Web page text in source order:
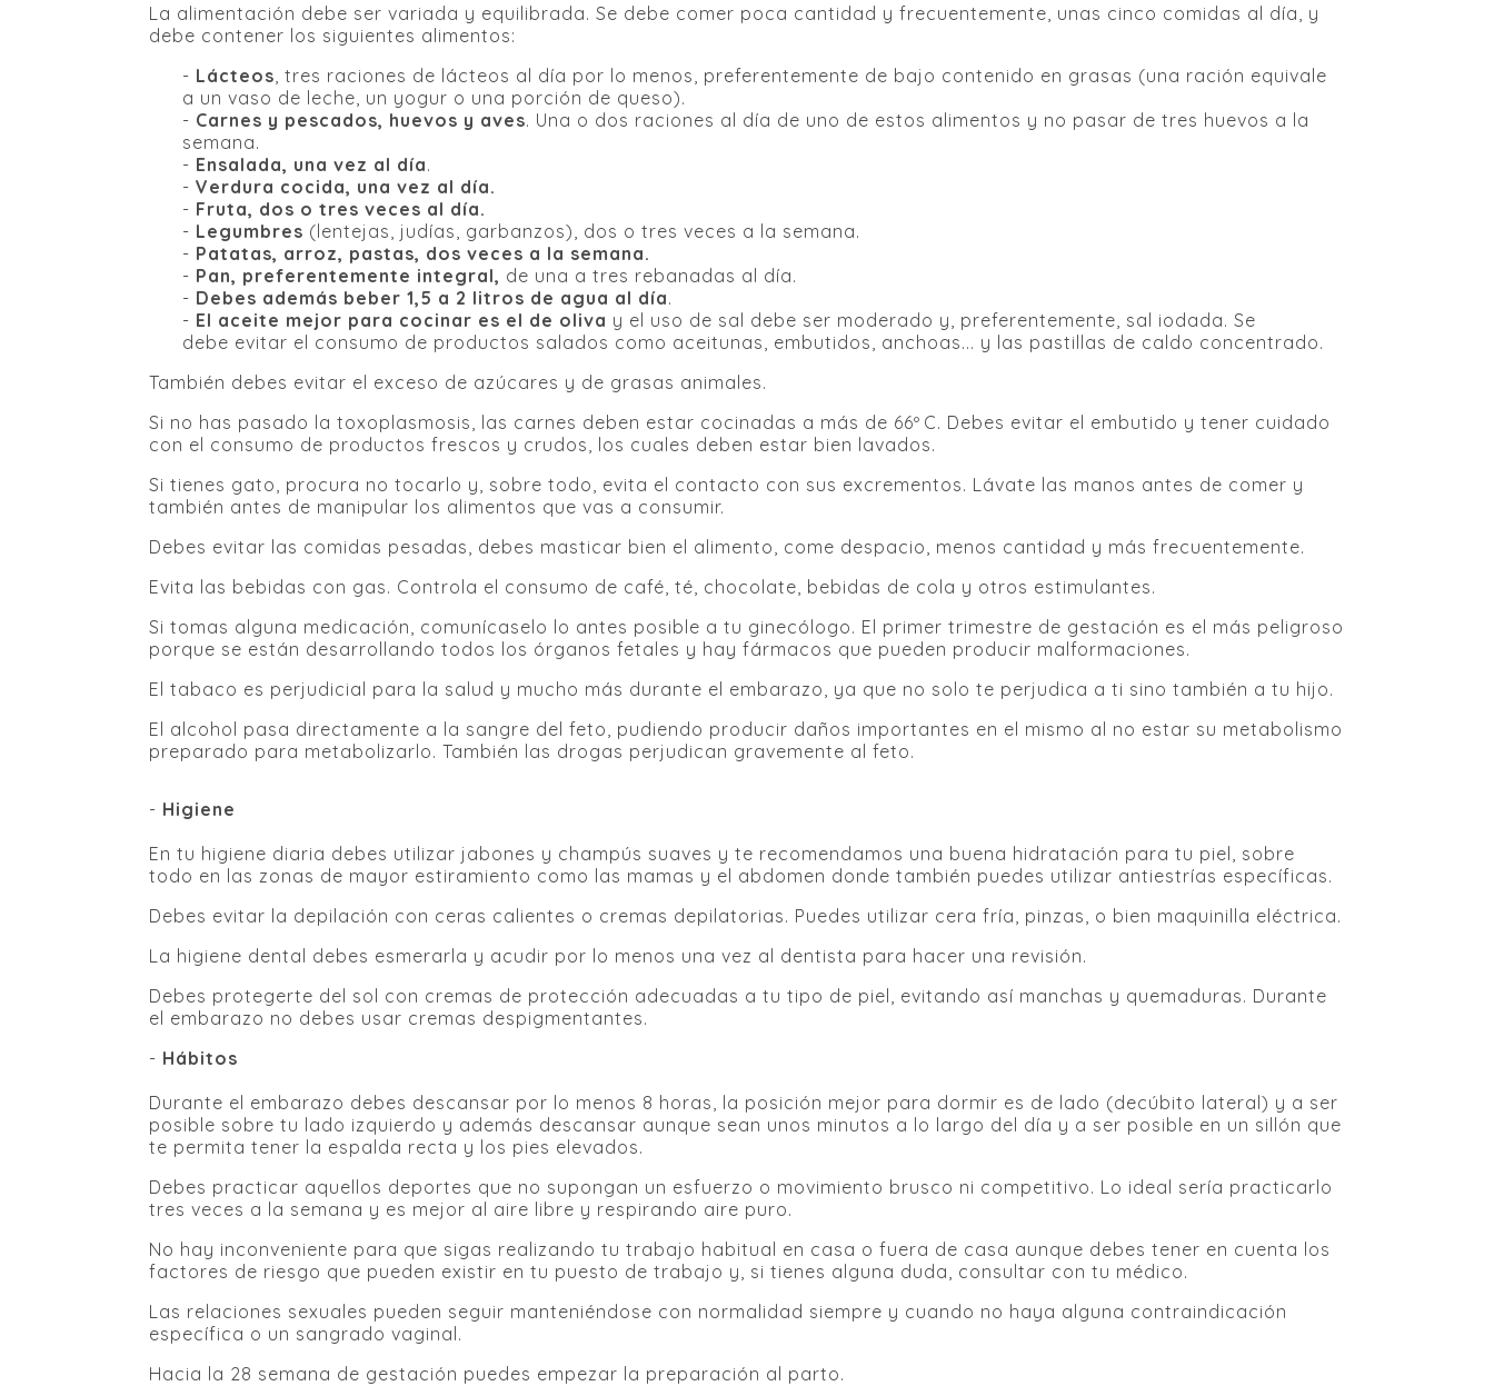
La alimentación debe ser variada y equilibrada. Se debe comer poca cantidad y frecuentemente, unas cinco comidas al día, y
debe contener los siguientes alimentos:
- Lácteos , tres raciones de lácteos al día por lo menos, preferentemente de bajo contenido en grasas (una ración equivale
a un vaso de leche, un yogur o una porción de queso).
- Carnes y pescados, huevos y aves. Una o dos raciones al día de uno de estos alimentos y no pasar de tres huevos a la
semana.
- Ensalada, una vez al día.
-Verdura cocida, una vez al día.
- Fruta, dos o tres veces al día.
- Legumbres (lentejas, judías, garbanzos), dos o tres veces a la semana.
- Patatas, arroz, pastas, dos veces a la semana.
- Pan, preferentemente integral, de una a tres rebanadas al día.
- Debes además beber 1,5 a 2 litros de agua al día.
- El aceite mejor para cocinar es el de oliva y el uso de sal debe ser moderado y, preferentemente, sal iodada. Se
debe evitar el consumo de productos salados como aceitunas, embutidos, anchoas... y las pastillas de caldo concentrado.
También debes evitar el exceso de azúcares y de grasas animales.
Si no has pasado la toxoplasmosis, las carnes deben estar cocinadas a más de 66º C. Debes evitar el embutido y tener cuidado
con el consumo de productos frescos y crudos, los cuales deben estar bien lavados.
Si tienes gato, procura no tocarlo y, sobre todo, evita el contacto con sus excrementos. Lávate las manos antes de comer y
también antes de manipular los alimentos que vas a consumir.
Debes evitar las comidas pesadas, debes masticar bien el alimento, come despacio, menos cantidad y más frecuentemente.
Evita las bebidas con gas. Controla el consumo de café, té, chocolate, bebidas de cola y otros estimulantes.
Si tomas alguna medicación, comunícaselo lo antes posible a tu ginecólogo. El primer trimestre de gestación es el más peligroso
porque se están desarrollando todos los órganos fetales y hay fármacos que pueden producir malformaciones.
El tabaco es perjudicial para la salud y mucho más durante el embarazo, ya que no solo te perjudica a ti sino también a tu hijo.
El alcohol pasa directamente a la sangre del feto, pudiendo producir daños importantes en el mismo al no estar su metabolismo
preparado para metabolizarlo. También las drogas perjudican gravemente al feto.
- Higiene
En tu higiene diaria debes utilizar jabones y champús suaves y te recomendamos una buena hidratación para tu piel, sobre
todo en las zonas de mayor estiramiento como las mamas y el abdomen donde también puedes utilizar antiestrías específicas.
Debes evitar la depilación con ceras calientes o cremas depilatorias. Puedes utilizar cera fría, pinzas, o bien maquinilla eléctrica.
La higiene dental debes esmerarla y acudir por lo menos una vez al dentista para hacer una revisión.
Debes protegerte del sol con cremas de protección adecuadas a tu tipo de piel, evitando así manchas y quemaduras. Durante
el embarazo no debes usar cremas despigmentantes.
- Hábitos
Durante el embarazo debes descansar por lo menos 8 horas, la posición mejor para dormir es de lado (decúbito lateral) y a ser
posible sobre tu lado izquierdo y además descansar aunque sean unos minutos a lo largo del día y a ser posible en un sillón que
te permita tener la espalda recta y los pies elevados.
Debes practicar aquellos deportes que no supongan un esfuerzo o movimiento brusco ni competitivo. Lo ideal sería practicarlo
tres veces a la semana y es mejor al aire libre y respirando aire puro.
No hay inconveniente para que sigas realizando tu trabajo habitual en casa o fuera de casa aunque debes tener en cuenta los
factores de riesgo que pueden existir en tu puesto de trabajo y, si tienes alguna duda, consultar con tu médico.
Las relaciones sexuales pueden seguir manteniéndose con normalidad siempre y cuando no haya alguna contraindicación
específica o un sangrado vaginal.
Hacia la 28 semana de gestación puedes empezar la preparación al parto.